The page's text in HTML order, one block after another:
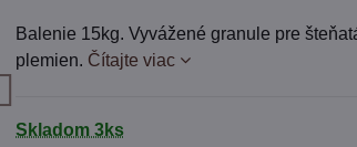
Balenie 15kg. Vyvážené granule pre
plemien. Čítajte viac
Skladom 3ks